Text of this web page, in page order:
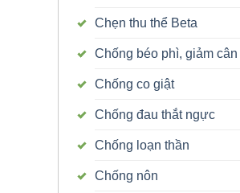
Chẹn thu thể Beta
Chống béo phì, giảm cân
Chống co giật
Chống đau thắt ngực
Chống loạn thần
Chống nôn